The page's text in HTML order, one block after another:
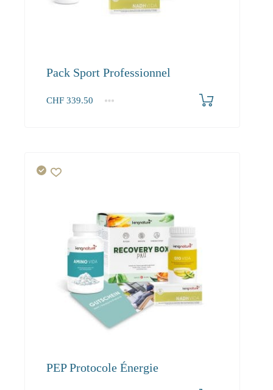
Pack Sport Professionnel
CHF 339.50
1+
PEP Protocole Énergie